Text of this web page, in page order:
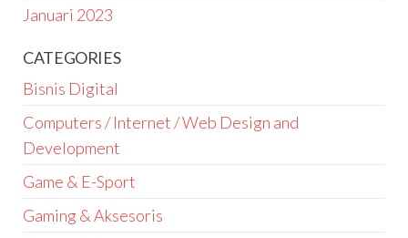
Januari 2023
CATEGORIES
Bisnis Digital
Computers / Internet / Web Design and
Development
Game & E-Sport
Gaming & Aksesoris